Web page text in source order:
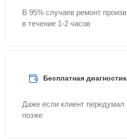
В 95% случаев ремонт
в течение 1-2 часов
Бесплатная
Даже если клиент
позже